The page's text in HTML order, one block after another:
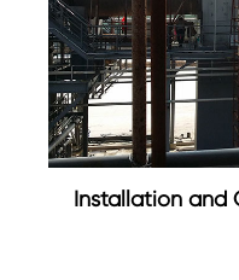
Installation and